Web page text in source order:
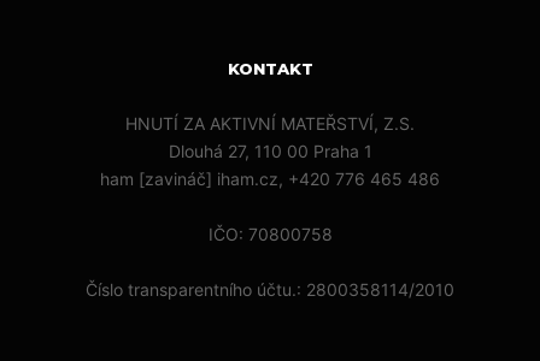
KONTAKT
HNUTÍ ZA AKTIVNÍ MATEŘSTVÍ, Z.S.
Dlouhá 27, 110 00 Praha 1
ham [zavináč] iham.cz, +420 776 465 486
IČO: 70800758
Číslo transparentního účtu.: 2800358114/2010